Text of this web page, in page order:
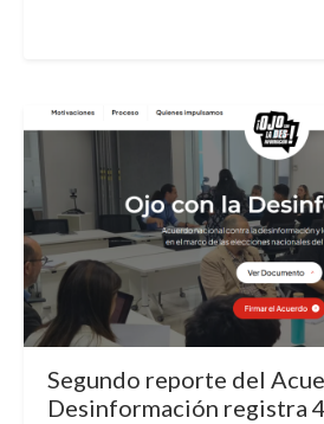
Segundo reporte del
Desinformación registra